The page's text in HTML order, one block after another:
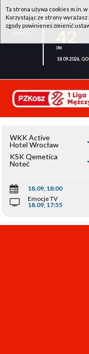
WKK ACTIVE
18.09.2026,
WKK Active
Hotel Wrocław
KSK Qemetica
Noteć
Inowrocław
18.09, 18:00
Emocje TV
18.09, 17:55
Ta strona używa cookies m.in.
Korzystając ze strony
zgody powinieneś zmienić